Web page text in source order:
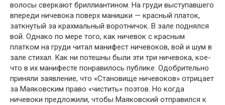
волосы сверкают бриллиантином. На груди выступавшего
впереди ничевока поверх манишки — красный платок,
заткнутый за крахмальный воротничок. В зале поднялся
вой. Однако по мере того, как ничевок с красным
платком на груди читал манифест ничевоков, вой и шум в
зале стихал. Как ни потешны были эти три ничевока, кое-
что в их манифесте понравилось публике. Одобрительно
приняли заявление, что «Становище ничевоков» отрицает
за Маяковским право «чистить» поэтов. Но когда
ничевоки предложили, чтобы Маяковский отправился к